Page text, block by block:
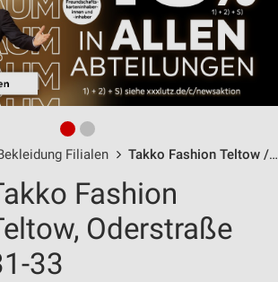
Filialen Takko Fashion Teltow / Oderstraße 31-33 - Öffnungszeiten & Adresse
Fashion
Oderstraße
33